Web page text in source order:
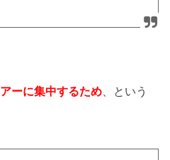
ーに集中するため 、という